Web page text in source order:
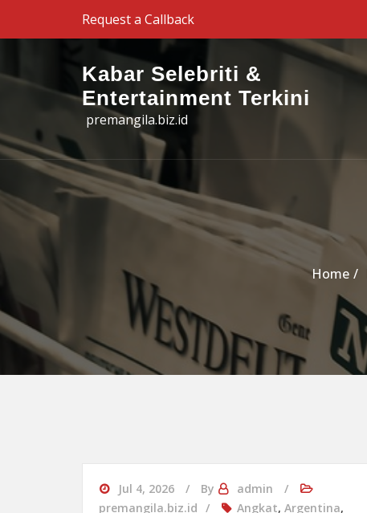
Skip to the contentRequest a Callback
Kabar Selebriti &
Entertainment Terkini
premangila.biz.id
Home
Jul 4, 2026 By
admin
premangila.biz.id
Angkat, Argentina,